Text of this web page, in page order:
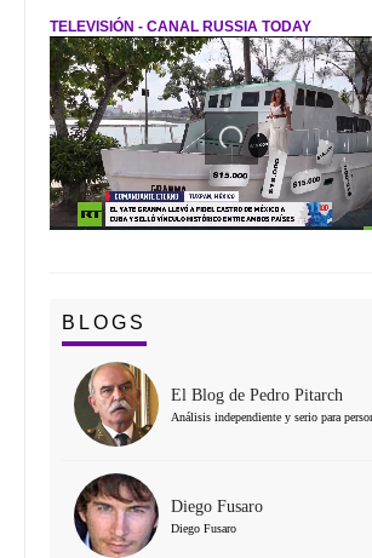
TELEVISIÓN - CANAL RUSSIA TODAY
BLOGS
El Blog de Pedro Pitarch
Análisis independiente y serio para
Diego Fusaro
Diego Fusaro